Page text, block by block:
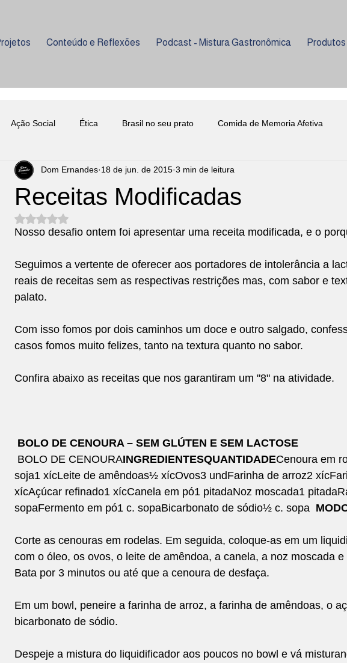
Conteúdo e Reflexões Podcast - Mistura Gastronômica
Ação Social Ética Brasil no seu prato Comida de Memoria Afetiva
Coquetelaria Curiosidades Evento Beneficente
História do Vinho
Eventos Universidade Metodista Universidade Senac
Receitas Modificadas
Dom Ernandes 18 de jun. de 2015 3 min de leitura
Avaliado com NaN de 5 estrelas.
Nosso desafio ontem foi apresentar uma receita modificada, e o
Seguimos a vertente de oferecer aos portadores de intolerância a
reais de receitas sem as respectivas restrições mas, com sabor e
palato.
Com isso fomos por dois caminhos um doce e outro salgado,
casos fomos muito felizes, tanto na textura quanto no sabor.
Confira abaixo as receitas que nos garantiram um "8" na atividade.
BOLO DE CENOURA – SEM GLÚTEN E SEM LACTOSE
BOLO DE CENOURAINGREDIENTESQUANTIDADECenoura em
soja1 xícLeite de amêndoas½ xícOvos3 undFarinha de arroz2
xícAçúcar refinado1 xícCanela em pó1 pitadaNoz moscada1
sopaFermento em pó1 c. sopaBicarbonato de sódio½ c. sopa
Corte as cenouras em rodelas. Em seguida, coloque-as em um
com o óleo, os ovos, o leite de amêndoa, a canela, a noz moscada
Bata por 3 minutos ou até que a cenoura de desfaça.
Em um bowl, peneire a farinha de arroz, a farinha de amêndoas, o
bicarbonato de sódio.
Despeje a mistura do liquidificador aos poucos no bowl e vá